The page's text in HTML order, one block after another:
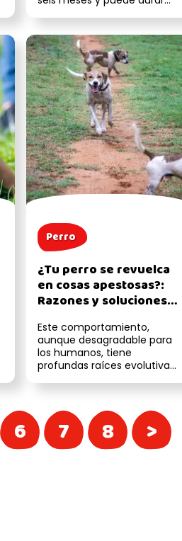
Perro
¿Tu perro se revuelca
en cosas apestosas?:
Razones y soluciones
hacerlo
Este comportamiento,
aunque desagradable para
los humanos, tiene
profundas raíces evolutivas.
6 7 8
>